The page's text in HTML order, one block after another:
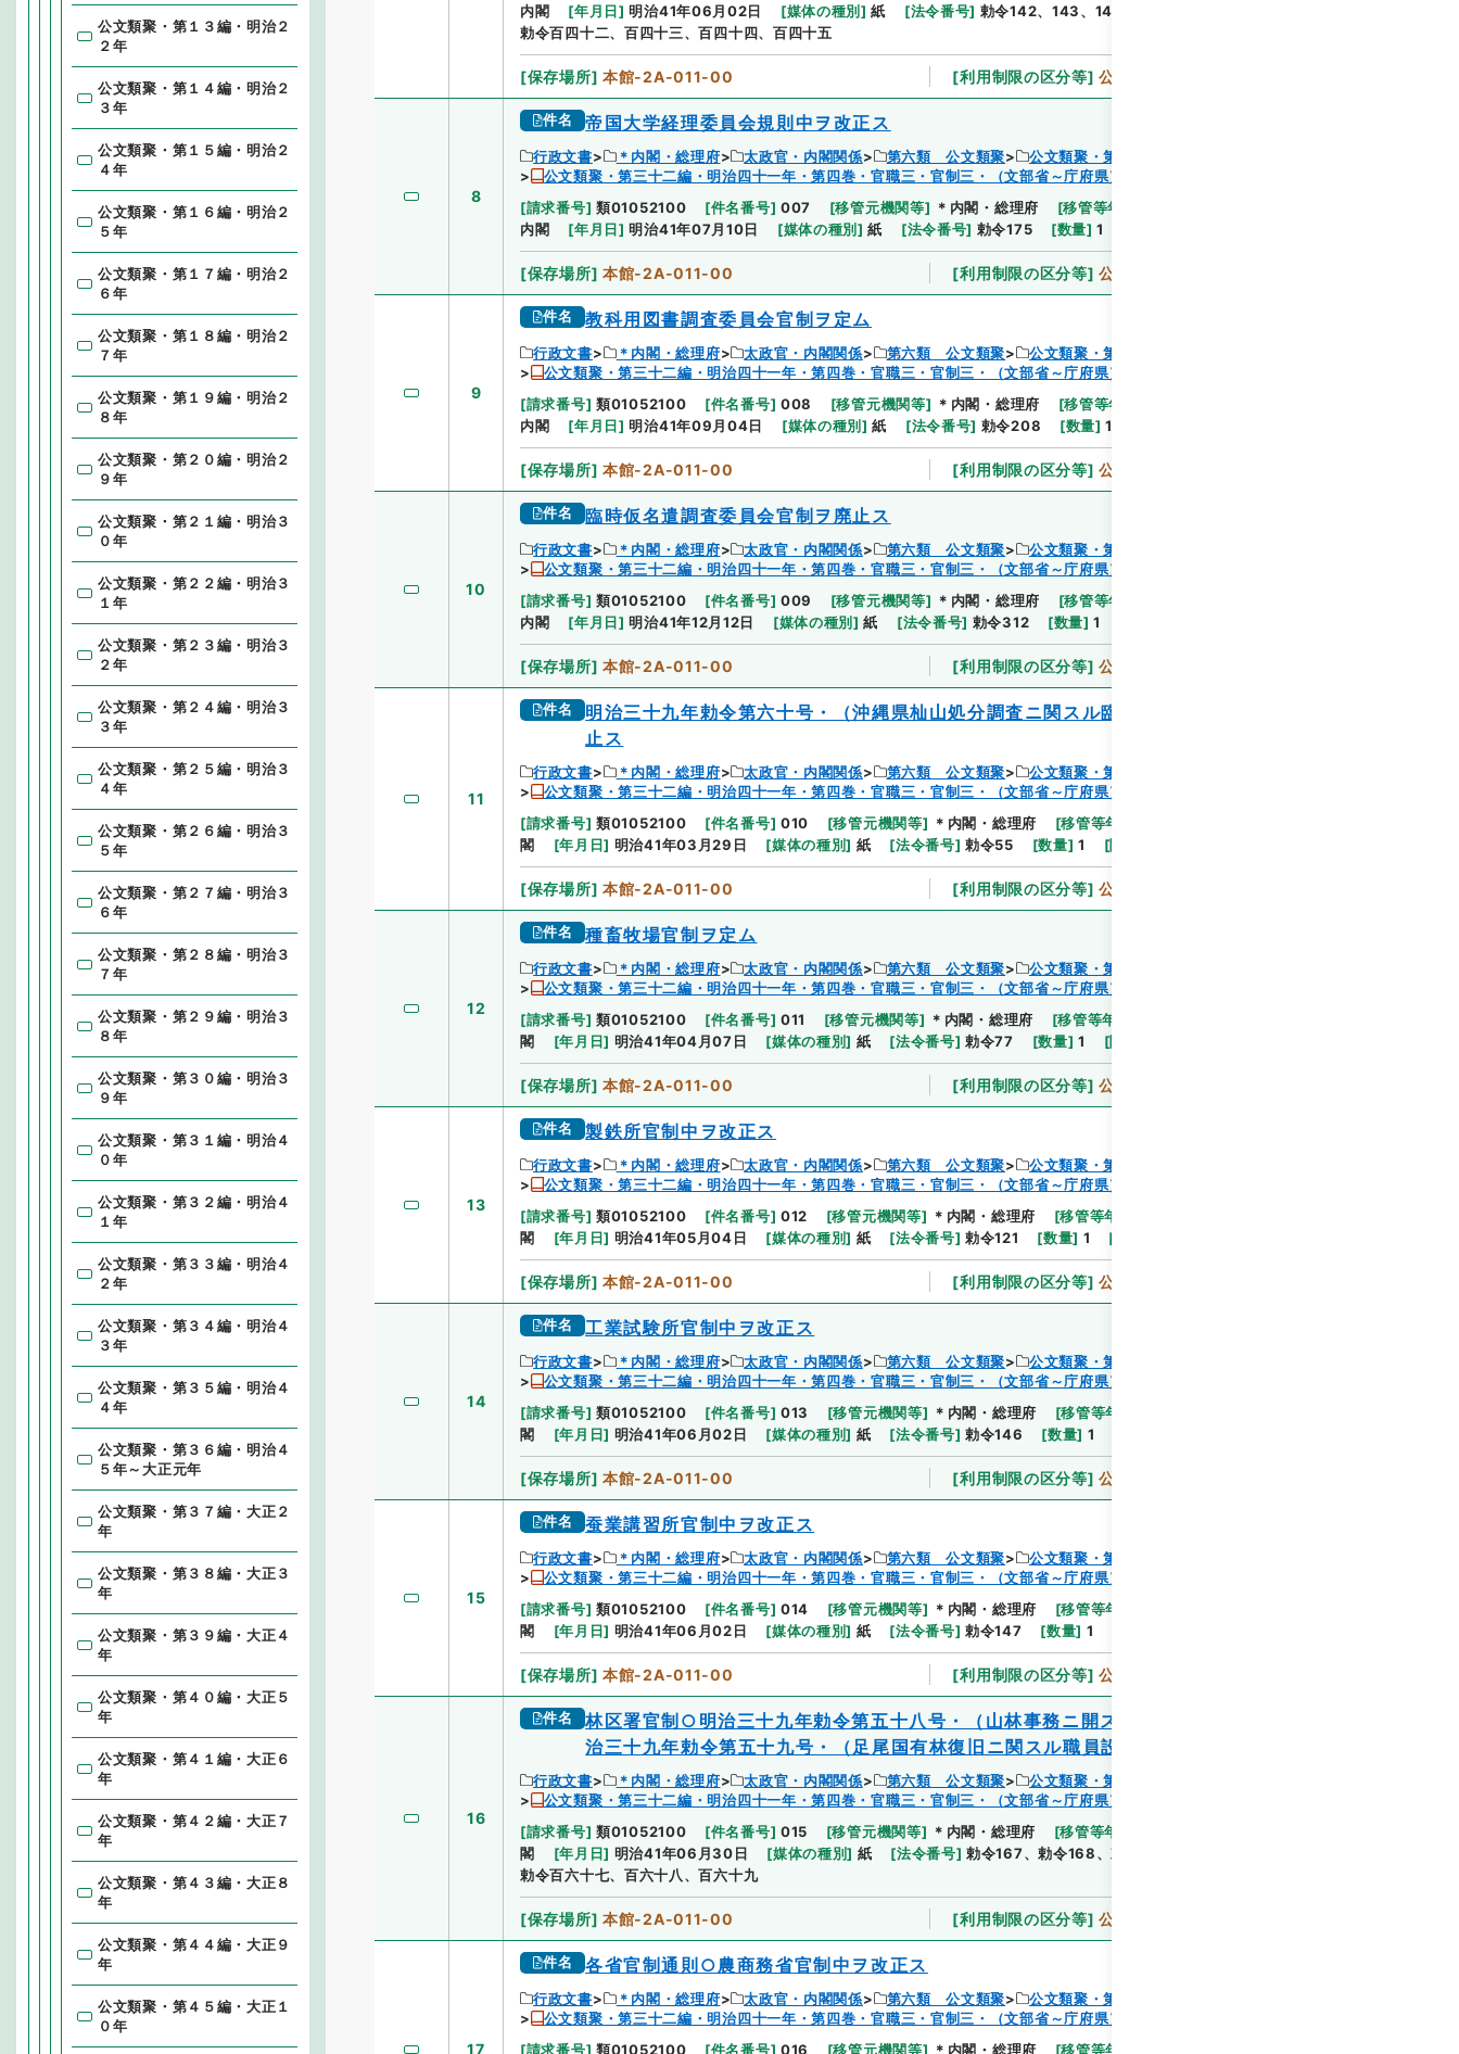
内閣
[年月日] 明治41年06月02日 [媒体の種別] 紙 [法令番号] 勅令142、143、144、145
勅令百四十二、百四十三、百四十四、百四十五
[保存場所] 本館-2A-011-00 [利用制限の区分等] 公開
8
件名 帝国大学経理委員会規則中ヲ改正ス
行政文書 ＊内閣・総理府 太政官・内閣関係 第六類 公文類聚
公文類聚・第３２編・明治４１年
公文類聚・第三十二編・明治四十一年・第四巻・官職三・官制三・（文部省～庁府県）
[請求番号] 類01052100 [件名番号] 007 [移管元機関等] ＊内閣・総理府 [移管等年度
内閣
[年月日] 明治41年07月10日 [媒体の種別] 紙 [法令番号] 勅令175 [数量] 1
[保存場所] 本館-2A-011-00 [利用制限の区分等] 公開
9
件名 教科用図書調査委員会官制ヲ定ム
行政文書 ＊内閣・総理府 太政官・内閣関係 第六類 公文類聚
公文類聚・第３２編・明治４１年
公文類聚・第三十二編・明治四十一年・第四巻・官職三・官制三・（文部省～庁府県）
[請求番号] 類01052100 [件名番号] 008 [移管元機関等] ＊内閣・総理府 [移管等年度
内閣
[年月日] 明治41年09月04日 [媒体の種別] 紙 [法令番号] 勅令208 [数量] 1
[保存場所] 本館-2A-011-00 [利用制限の区分等] 公開
10
件名 臨時仮名遣調査委員会官制ヲ廃止ス
行政文書 ＊内閣・総理府 太政官・内閣関係 第六類 公文類聚
公文類聚・第３２編・明治４１年
公文類聚・第三十二編・明治四十一年・第四巻・官職三・官制三・（文部省～庁府県）
[請求番号] 類01052100 [件名番号] 009 [移管元機関等] ＊内閣・総理府 [移管等年度
内閣
[年月日] 明治41年12月12日 [媒体の種別] 紙 [法令番号] 勅令312 [数量] 1
[保存場所] 本館-2A-011-00 [利用制限の区分等] 公開
11
件名
明治三十九年勅令第六十号・（沖縄県杣山処分調査ニ関スル臨時職員設置ノ件）・ヲ廃
止ス
行政文書 ＊内閣・総理府 太政官・内閣関係 第六類 公文類聚
公文類聚・第３２編・明治４１年
公文類聚・第三十二編・明治四十一年・第四巻・官職三・官制三・（文部省～庁府県）
[請求番号] 類01052100 [件名番号] 010 [移管元機関等] ＊内閣・総理府 [移管等年度
閣
[年月日] 明治41年03月29日 [媒体の種別] 紙 [法令番号] 勅令55 [数量] 1 [関連事項
[保存場所] 本館-2A-011-00 [利用制限の区分等] 公開
12
件名 種畜牧場官制ヲ定ム
行政文書 ＊内閣・総理府 太政官・内閣関係 第六類 公文類聚
公文類聚・第３２編・明治４１年
公文類聚・第三十二編・明治四十一年・第四巻・官職三・官制三・（文部省～庁府県）
[請求番号] 類01052100 [件名番号] 011 [移管元機関等] ＊内閣・総理府 [移管等年度
閣
[年月日] 明治41年04月07日 [媒体の種別] 紙 [法令番号] 勅令77 [数量] 1 [関連事項
[保存場所] 本館-2A-011-00 [利用制限の区分等] 公開
13
件名 製鉄所官制中ヲ改正ス
行政文書 ＊内閣・総理府 太政官・内閣関係 第六類 公文類聚
公文類聚・第３２編・明治４１年
公文類聚・第三十二編・明治四十一年・第四巻・官職三・官制三・（文部省～庁府県）
[請求番号] 類01052100 [件名番号] 012 [移管元機関等] ＊内閣・総理府 [移管等年度
閣
[年月日] 明治41年05月04日 [媒体の種別] 紙 [法令番号] 勅令121 [数量] 1 [
[保存場所] 本館-2A-011-00 [利用制限の区分等] 公開
14
件名 工業試験所官制中ヲ改正ス
行政文書 ＊内閣・総理府 太政官・内閣関係 第六類 公文類聚
公文類聚・第３２編・明治４１年
公文類聚・第三十二編・明治四十一年・第四巻・官職三・官制三・（文部省～庁府県）
[請求番号] 類01052100 [件名番号] 013 [移管元機関等] ＊内閣・総理府 [移管等年度
閣
[年月日] 明治41年06月02日 [媒体の種別] 紙 [法令番号] 勅令146 [数量] 1
[保存場所] 本館-2A-011-00 [利用制限の区分等] 公開
15
件名 蚕業講習所官制中ヲ改正ス
行政文書 ＊内閣・総理府 太政官・内閣関係 第六類 公文類聚
公文類聚・第３２編・明治４１年
公文類聚・第三十二編・明治四十一年・第四巻・官職三・官制三・（文部省～庁府県）
[請求番号] 類01052100 [件名番号] 014 [移管元機関等] ＊内閣・総理府 [移管等年度
閣
[年月日] 明治41年06月02日 [媒体の種別] 紙 [法令番号] 勅令147 [数量] 1
[保存場所] 本館-2A-011-00 [利用制限の区分等] 公開
16
件名
林区署官制○明治三十九年勅令第五十八号・（山林事務ニ開スル臨時職員ノ件）・○明
治三十九年勅令第五十九号・（足尾国有林復旧ニ関スル職員設置ノ件）・中ヲ改正ス
行政文書 ＊内閣・総理府 太政官・内閣関係 第六類 公文類聚
公文類聚・第３２編・明治４１年
公文類聚・第三十二編・明治四十一年・第四巻・官職三・官制三・（文部省～庁府県）
[請求番号] 類01052100 [件名番号] 015 [移管元機関等] ＊内閣・総理府 [移管等年度
閣
[年月日] 明治41年06月30日 [媒体の種別] 紙 [法令番号] 勅令167、勅令168、勅令169
勅令百六十七、百六十八、百六十九
[保存場所] 本館-2A-011-00 [利用制限の区分等] 公開
17
件名 各省官制通則○農商務省官制中ヲ改正ス
行政文書 ＊内閣・総理府 太政官・内閣関係 第六類 公文類聚
公文類聚・第３２編・明治４１年
公文類聚・第三十二編・明治四十一年・第四巻・官職三・官制三・（文部省～庁府県）
[請求番号] 類01052100 [件名番号] 016 [移管元機関等] ＊内閣・総理府 [移管等年度
公文類聚・第１３編・明治２
２年
公文類聚・第１４編・明治２
３年
公文類聚・第１５編・明治２
４年
公文類聚・第１６編・明治２
５年
公文類聚・第１７編・明治２
６年
公文類聚・第１８編・明治２
７年
公文類聚・第１９編・明治２
８年
公文類聚・第２０編・明治２
９年
公文類聚・第２１編・明治３
０年
公文類聚・第２２編・明治３
１年
公文類聚・第２３編・明治３
２年
公文類聚・第２４編・明治３
３年
公文類聚・第２５編・明治３
４年
公文類聚・第２６編・明治３
５年
公文類聚・第２７編・明治３
６年
公文類聚・第２８編・明治３
７年
公文類聚・第２９編・明治３
８年
公文類聚・第３０編・明治３
９年
公文類聚・第３１編・明治４
０年
公文類聚・第３２編・明治４
１年
公文類聚・第３３編・明治４
２年
公文類聚・第３４編・明治４
３年
公文類聚・第３５編・明治４
４年
公文類聚・第３６編・明治４
５年～大正元年
公文類聚・第３７編・大正２
年
公文類聚・第３８編・大正３
年
公文類聚・第３９編・大正４
年
公文類聚・第４０編・大正５
年
公文類聚・第４１編・大正６
年
公文類聚・第４２編・大正７
年
公文類聚・第４３編・大正８
年
公文類聚・第４４編・大正９
年
公文類聚・第４５編・大正１
０年